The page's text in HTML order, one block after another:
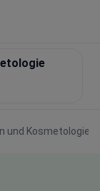
und Kosmetologie